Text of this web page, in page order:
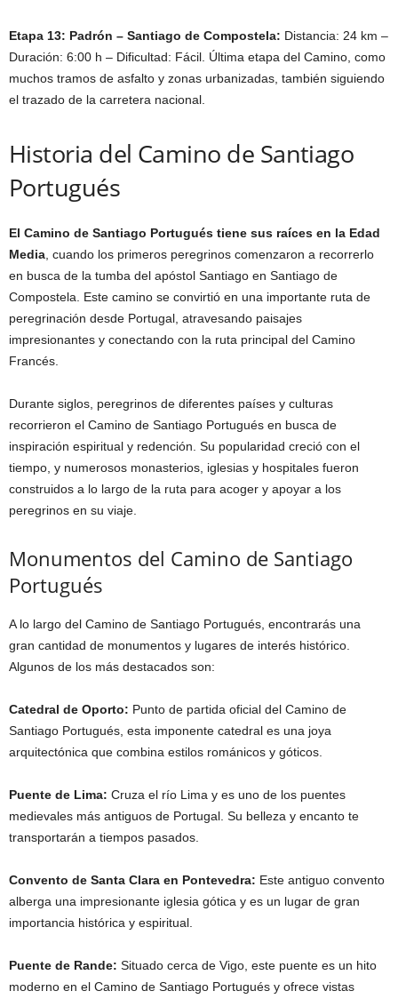
Etapa 13: Padrón – Santiago de Compostela: Distancia: 24 km –
Duración: 6:00 h – Dificultad: Fácil. Última etapa del Camino, como
muchos tramos de asfalto y zonas urbanizadas, también siguiendo
el trazado de la carretera nacional.
Historia del Camino de Santiago
Portugués
El Camino de Santiago Portugués tiene sus raíces en la Edad
Media , cuando los primeros peregrinos comenzaron a recorrerlo
en busca de la tumba del apóstol Santiago en Santiago de
Compostela. Este camino se convirtió en una importante ruta de
peregrinación desde Portugal, atravesando paisajes
impresionantes y conectando con la ruta principal del Camino
Francés.
Durante siglos, peregrinos de diferentes países y culturas
recorrieron el Camino de Santiago Portugués en busca de
inspiración espiritual y redención. Su popularidad creció con el
tiempo, y numerosos monasterios, iglesias y hospitales fueron
construidos a lo largo de la ruta para acoger y apoyar a los
peregrinos en su viaje.
Monumentos del Camino de Santiago
Portugués
A lo largo del Camino de Santiago Portugués, encontrarás una
gran cantidad de monumentos y lugares de interés histórico.
Algunos de los más destacados son:
Catedral de Oporto: Punto de partida oficial del Camino de
Santiago Portugués, esta imponente catedral es una joya
arquitectónica que combina estilos románicos y góticos.
Puente de Lima: Cruza el río Lima y es uno de los puentes
medievales más antiguos de Portugal. Su belleza y encanto te
transportarán a tiempos pasados.
Convento de Santa Clara en Pontevedra: Este antiguo convento
alberga una impresionante iglesia gótica y es un lugar de gran
importancia histórica y espiritual.
Puente de Rande: Situado cerca de Vigo, este puente es un hito
moderno en el Camino de Santiago Portugués y ofrece vistas